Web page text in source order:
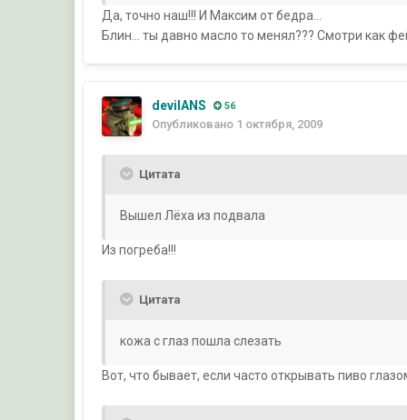
Да, точно наш!!! И Максим от бедра...
Блин... ты давно масло то менял??? Смотри как
devilANS 56
Опубликовано 1 октября, 2009
Цитата
Вышел Лёха из подвала
Из погреба!!!
Цитата
кожа с глаз пошла слезать
Вот, что бывает, если часто открывать пиво